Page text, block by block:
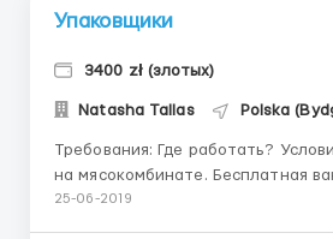
Упаковщики
3400 zł (злотых)
Natasha Tallas Polska
Требования: Где работать? Условия работы: Работа
на мясокомбинате. Бесплатная
Упаковка свинины. Для мужчин, женщин и семейных
25-06-2019